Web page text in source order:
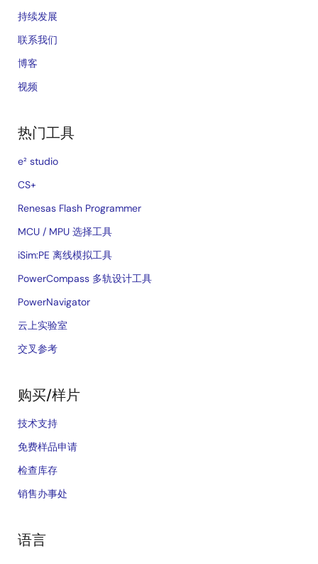
持续发展
联系我们
博客
视频
热门工具
e² studio
CS+
Renesas Flash Programmer
MCU / MPU 选择工具
iSim:PE 离线模拟工具
PowerCompass 多轨设计工具
PowerNavigator
云上实验室
交叉参考
购买/样片
技术支持
免费样品申请
检查库存
销售办事处
语言